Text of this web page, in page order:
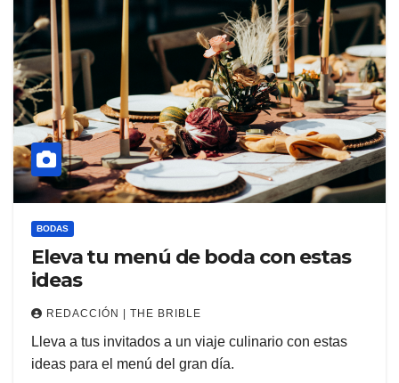
BODAS
Eleva tu menú de boda con estas
ideas
REDACCIÓN | THE BRIBLE
Lleva a tus invitados a un viaje culinario con estas
ideas para el menú del gran día.